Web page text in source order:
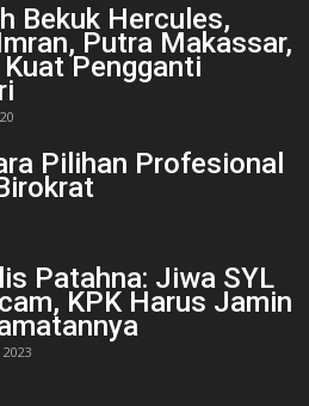
Bekuk Hercules,
Putra Makassar,
Kuat Pengganti
Pilihan Profesional
Patahna: Jiwa SYL
KPK Harus Jamin